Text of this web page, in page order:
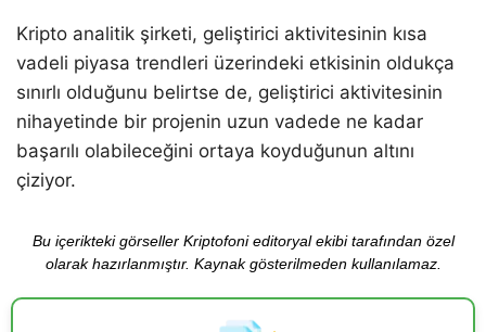
Kripto analitik şirketi, geliştirici aktivitesinin kısa
vadeli piyasa trendleri üzerindeki etkisinin oldukça
sınırlı olduğunu belirtse de, geliştirici aktivitesinin
nihayetinde bir projenin uzun vadede ne kadar
başarılı olabileceğini ortaya koyduğunun altını
çiziyor.
Bu içerikteki görseller Kriptofoni editoryal ekibi tarafından özel
olarak hazırlanmıştır. Kaynak gösterilmeden kullanılamaz.